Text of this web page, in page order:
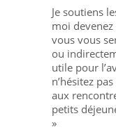
Je soutiens
moi
vous vous
ou
utile pour
n’hésitez
aux
petits
»